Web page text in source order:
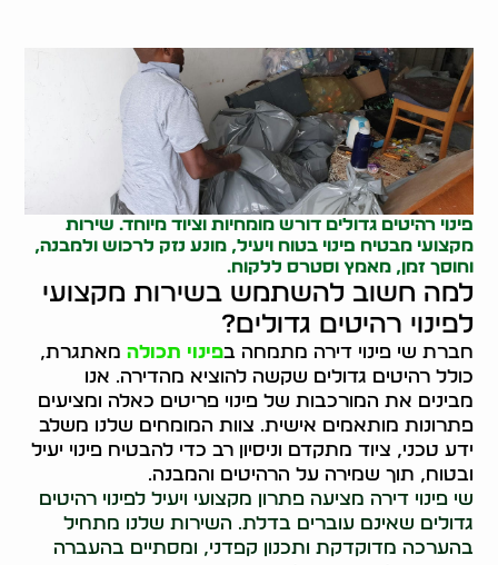
פינוי רהיטים גדולים דורש מומחיות וציוד מיוחד. שירות
מקצועי מבטיח פינוי בטוח ויעיל, מונע נזק לרכוש ולמבנה,
וחוסך זמן, מאמץ וסטרס ללקוח.
למה חשוב להשתמש בשירות מקצועי
לפינוי רהיטים גדולים?
חברת שי פינוי דירה מתמחה בפינוי תכולה מאתגרת,
כולל רהיטים גדולים שקשה להוציא מהדירה. אנו
מבינים את המורכבות של פינוי פריטים כאלה ומציעים
פתרונות מותאמים אישית. צוות המומחים שלנו משלב
ידע טכני, ציוד מתקדם וניסיון רב כדי להבטיח פינוי יעיל
ובטוח, תוך שמירה על הרהיטים והמבנה.
שי פינוי דירה מציעה פתרון מקצועי ויעיל לפינוי רהיטים
גדולים שאינם עוברים בדלת. השירות שלנו מתחיל
בהערכה מדוקדקת ותכנון קפדני, ומסתיים בהעברה